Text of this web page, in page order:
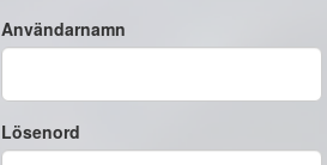
Användarnamn
Lösenord